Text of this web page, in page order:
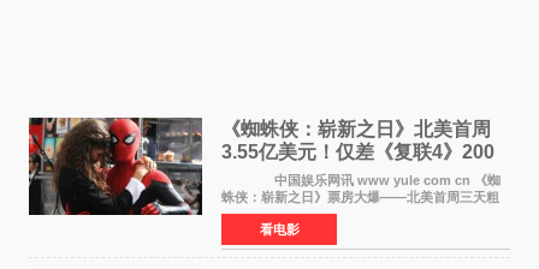
《蜘蛛侠：崭新之日》北美首周
3.55亿美元！仅差《复联4》200
万 影史第二全球开画
中国娱乐网讯 www yule com cn 《蜘
蛛侠：崭新之日》票房大爆——北美首周三天粗
报3 55亿美元，仅比影史最高北美开画《复仇者
联盟4：终局之战》的3 571亿美元少200万出头，
精报调整后仍
看电影